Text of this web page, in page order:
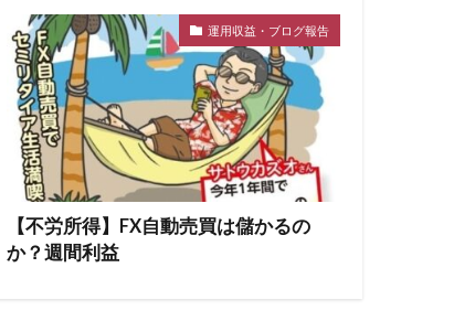
運用収益・ブログ報告
【不労所得】FX自動売買は儲かるの
か？週間利益